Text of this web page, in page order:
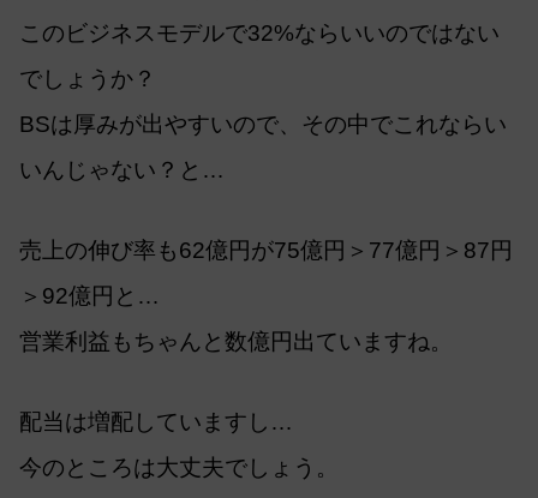
このビジネスモデルで32%ならいいのではない
でしょうか？
BSは厚みが出やすいので、その中でこれならい
いんじゃない？と…
売上の伸び率も62億円が75億円＞77億円＞87円
＞92億円と…
営業利益もちゃんと数億円出ていますね。
配当は増配していますし…
今のところは大丈夫でしょう。